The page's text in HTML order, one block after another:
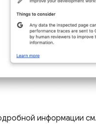
информации см.